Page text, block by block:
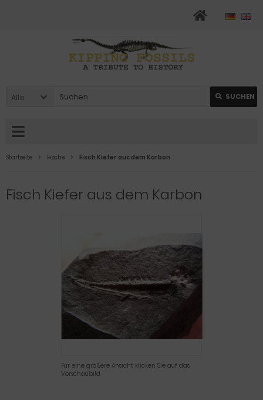
Alle SUCHEN
Startseite Fische Fisch Kiefer aus dem Karbon
Fisch Kiefer aus dem Karbon
Für eine größere Ansicht klicken Sie auf das
Vorschaubild